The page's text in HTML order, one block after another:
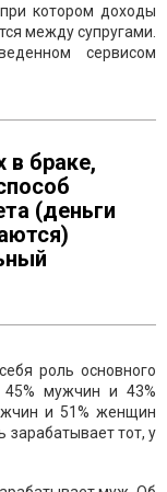
котором доходы
между супругами.
сервисом
в браке,
(деньги
роль основного
45% мужчин и 43%
и 51% женщин
зарабатывает тот, у